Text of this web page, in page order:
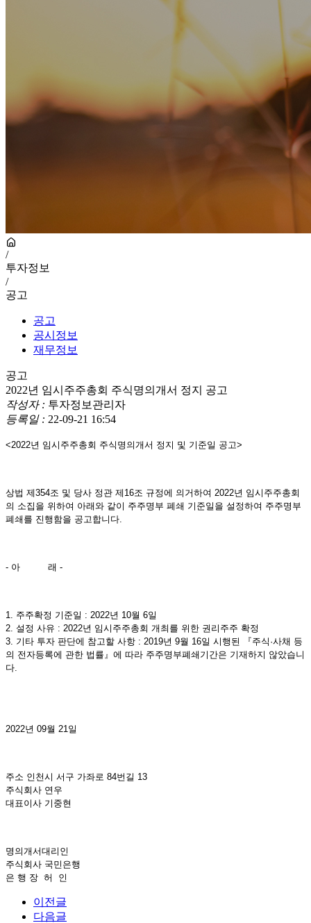
/
투자정보
/
공고
공고
공시정보
재무정보
공고
2022년 임시주주총회 주식명의개서 정지 공고
작성자 : 투자정보관리자
등록일 : 22-09-21 16:54
<2022년 임시주주총회 주식명의개서 정지 및 기준일 공고>
상법 제354조 및 당사 정관 제 16조 규정에 의거하여 2022년 임시주주총회
의 소집을 위하여 아래와 같이 주주명부 폐쇄 기준일을 설정하여 주주명부
폐쇄를 진행함을 공고합니다.
- 아 래 -
1. 주주확정 기준일 : 2022년 10월 6일
2. 설정 사유 : 2022년 임시주주총회 개최를 위한 권리주주 확정
3. 기타 투자 판단에 참고할 사항 : 2019년 9월 16일 시행된 『주식 ·사채 등
의 전자등록에 관한 법률』에 따라 주주명부폐쇄기간은 기재하지 않았습니
다.
2022년 09월 21일
주소 인천시 서구 가좌로 84번길 13
주식회사 연우
대표이사 기중현
명의개서대리인
주식회사 국민은행
은 행 장 허 인
이전글
다음글